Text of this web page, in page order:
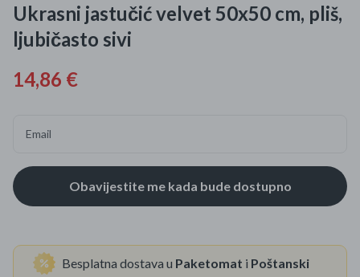
Kišobrani akcija
Ograničena cijena
Najpopularniji proizvodi
Ukrasni jastučić velvet 50x50 cm, pliš,
ljubičasto sivi
14,86 €
Email
Besplatna dostava u Paketomat i Poštanski